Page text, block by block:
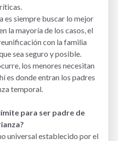
es siempre buscar lo mejor
la mayoría de los casos, el
con la familia
sea seguro y posible.
los menores necesitan
es donde entran los padres
temporal.
para ser padre de
universal establecido por el